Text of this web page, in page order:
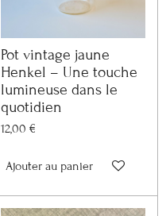
Pot vintage jaune
Henkel – Une touche
lumineuse dans le
quotidien
12,00 €
Ajouter au panier